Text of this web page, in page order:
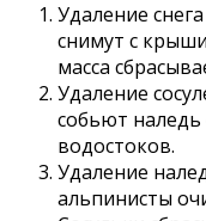
Удаление
снимут с
масса
Удаление
собьют наледь
водостоков.
Удаление
альпинисты